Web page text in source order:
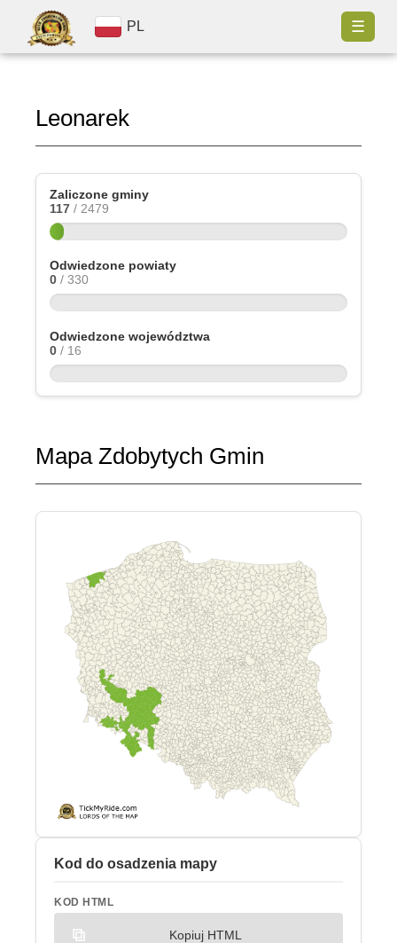
PL ☰
Leonarek
Zaliczone gminy
117 / 2479
Odwiedzone powiaty
0 / 330
Odwiedzone województwa
0 / 16
Mapa Zdobytych Gmin
Kod do osadzenia mapy
KOD HTML
Kopiuj HTML